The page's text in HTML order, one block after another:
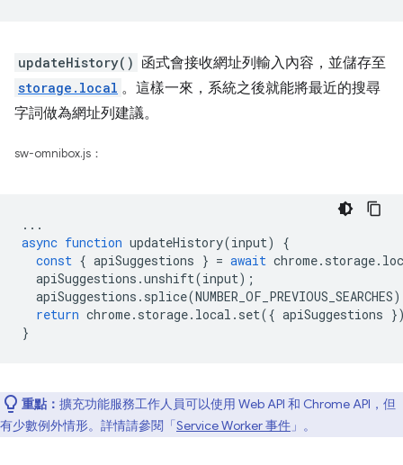
updateHistory() 函式會接收網址列輸入內容，並儲存至
storage.local 。這樣一來，系統之後就能將最近的搜尋
字詞做為網址列建議。
sw-omnibox.js：
...
async function updateHistory(input)
{
const { apiSuggestions } = await chrome. storage.
apiSuggestions .unshift(input);
apiSuggestions . splice(NUMBER_OF_PREVIOUS_SEARCHES
return chrome. storage. local . set({ apiSuggestions
}
重點： 擴充功能服務工作人員可以使用 Web API 和 Chrome API，但
有少數例外情形。詳情請參閱「Service Worker 事件 」。